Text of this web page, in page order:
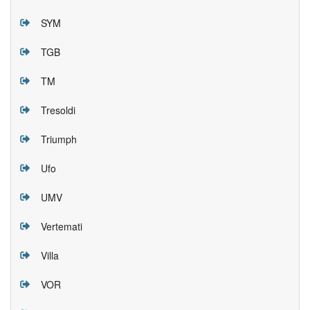
SYM
TGB
TM
Tresoldi
Triumph
Ufo
UMV
Vertemati
Villa
VOR